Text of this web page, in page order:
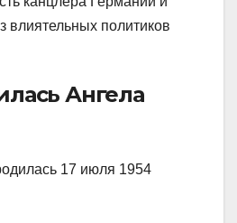
влиятельных политиков
Ангела
17 июля 1954